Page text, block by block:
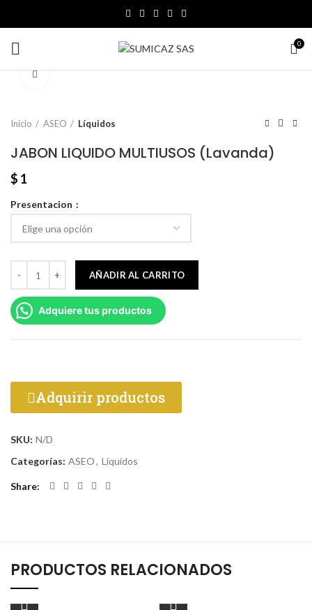
0
Inicio ASEO Líquidos
JABON LIQUIDO MULTIUSOS (Lavanda)
$ 1
Presentacion
AÑADIR AL CARRITO
Adquiere tus productos
Adquirir productos
SKU: N/D
Categorías: ASEO, Líquidos
Share
PRODUCTOS RELACIONADOS